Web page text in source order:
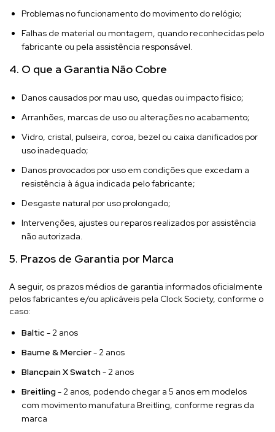
Problemas no funcionamento do movimento do relógio;
Falhas de material ou montagem, quando reconhecidas pelo
fabricante ou pela assistência responsável.
4. O que a Garantia Não Cobre
Danos causados por mau uso, quedas ou impacto físico;
Arranhões, marcas de uso ou alterações no acabamento;
Vidro, cristal, pulseira, coroa, bezel ou caixa danificados por
uso inadequado;
Danos provocados por uso em condições que excedam a
resistência à água indicada pelo fabricante;
Desgaste natural por uso prolongado;
Intervenções, ajustes ou reparos realizados por assistência
não autorizada.
5. Prazos de Garantia por Marca
A seguir, os prazos médios de garantia informados oficialmente
pelos fabricantes e/ou aplicáveis pela Clock Society, conforme o
caso:
Baltic - 2 anos
Baume & Mercier- 2 anos
Blancpain X Swatch- 2 anos
Breitling- 2 anos, podendo chegar a 5 anos em modelos
com movimento manufatura Breitling, conforme regras da
marca